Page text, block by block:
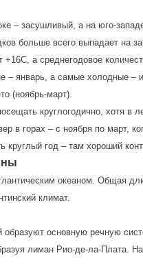
– засушливый, а на юго-
больше всего выпадает на
+16С, а среднегодовое
– январь, а самые холодные –
(ноябрь-март).
круглогодично, хотя в
в горах – с ноября по март,
круглый год – там хороший
океаном. Общая
климат.
образуют основную речную
лиман Рио-де-ла-Плата.